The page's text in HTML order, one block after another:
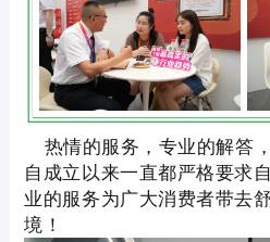
热情的服务，专业的解答
自成立以来一直都严格要求
业的服务为广大消费者带去
境！